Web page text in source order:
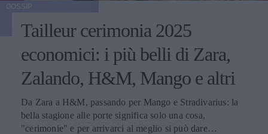
Tailleur cerimonia 2025
economici: i più belli di Zara,
Zalando, H&M, Mango e altri
Da Zara a H&M, passando per Mango e Stradivarius: la
bella stagione alle porte significa solo una cosa,
"cerimonie" e per arrivarci al meglio si può dare